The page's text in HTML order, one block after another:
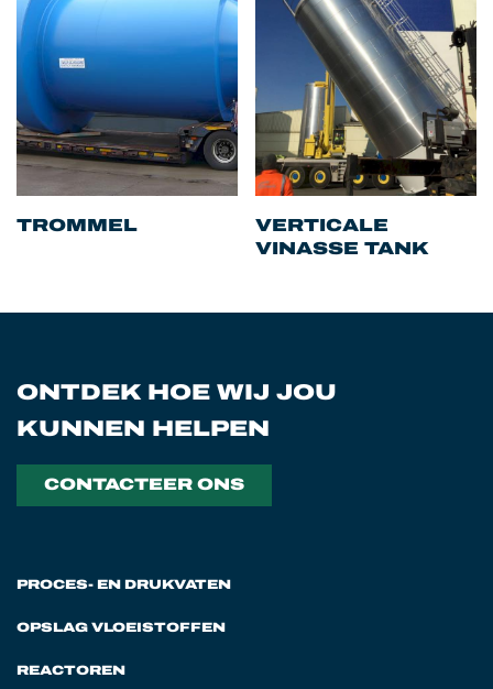
TROMMEL
VERTICALE
VINASSE TANK
PROCES- EN DRUKVATEN
OPSLAG VLOEISTOFFEN
REACTOREN
ONTDEK HOE WIJ JOU
KUNNEN HELPEN
CONTACTEER ONS